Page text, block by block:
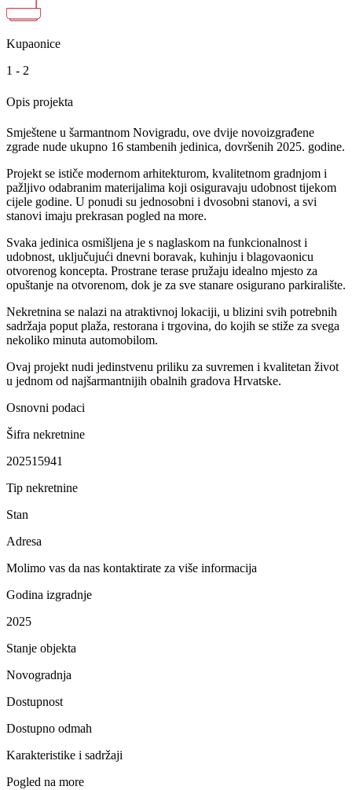
Kupaonice
1 - 2
Opis projekta
Smještene u šarmantnom Novigradu, ove dvije novoizgrađene
zgrade nude ukupno 16 stambenih jedinica, dovršenih 2025. godine.
Projekt se ističe modernom arhitekturom, kvalitetnom gradnjom i
pažljivo odabranim materijalima koji osiguravaju udobnost tijekom
cijele godine. U ponudi su jednosobni i dvosobni stanovi, a svi
stanovi imaju prekrasan pogled na more.
Svaka jedinica osmišljena je s naglaskom na funkcionalnost i
udobnost, uključujući dnevni boravak, kuhinju i blagovaonicu
otvorenog koncepta. Prostrane terase pružaju idealno mjesto za
opuštanje na otvorenom, dok je za sve stanare osigurano parkiralište.
Nekretnina se nalazi na atraktivnoj lokaciji, u blizini svih potrebnih
sadržaja poput plaža, restorana i trgovina, do kojih se stiže za svega
nekoliko minuta automobilom.
Ovaj projekt nudi jedinstvenu priliku za suvremen i kvalitetan život
u jednom od najšarmantnijih obalnih gradova Hrvatske.
Osnovni podaci
Šifra nekretnine
202515941
Tip nekretnine
Stan
Adresa
Molimo vas da nas kontaktirate za više informacija
Godina izgradnje
2025
Stanje objekta
Novogradnja
Dostupnost
Dostupno odmah
Karakteristike i sadržaji
Pogled na more